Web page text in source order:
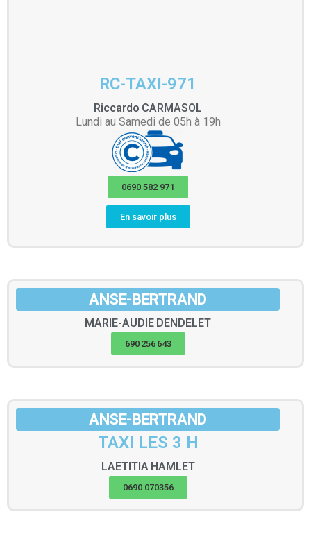
RC-TAXI-971
Riccardo CARMASOL
Lundi au Samedi de 05h à 19h
0690 582 971
En savoir plus
ANSE-BERTRAND
MARIE-AUDIE DENDELET
690 256 643
ANSE-BERTRAND
TAXI LES 3 H
LAETITIA HAMLET
0690 070356